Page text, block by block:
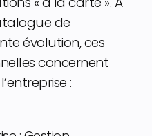
de
évolution, ces
concernent
: